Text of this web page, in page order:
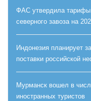
ФАС утвердила тарифы
северного завоза на
Индонезия планирует
поставки российской
Мурманск вошел в
иностранных туристов